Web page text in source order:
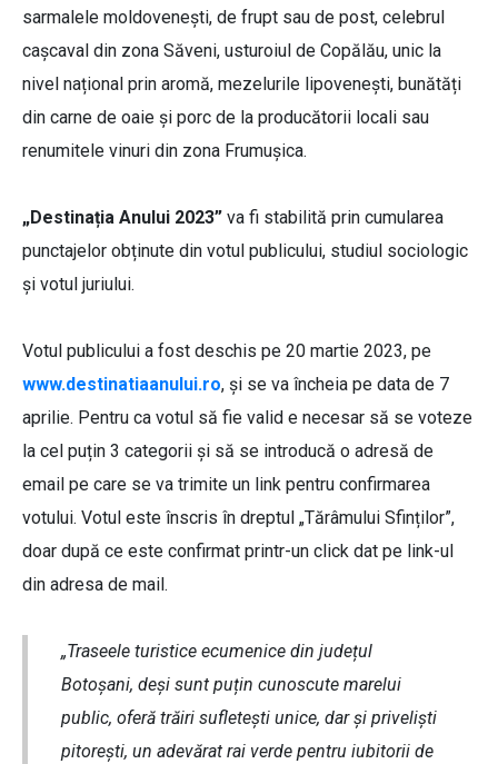
sarmalele moldovenești, de frupt sau de post, celebrul
cașcaval din zona Săveni, usturoiul de Copălău, unic la
nivel național prin aromă, mezelurile lipovenești, bunătăți
din carne de oaie și porc de la producătorii locali sau
renumitele vinuri din zona Frumușica.
„Destinația Anului 2023” va fi stabilită prin cumularea
punctajelor obținute din votul publicului, studiul sociologic
și votul juriului.
Votul publicului a fost deschis pe 20 martie 2023, pe
www.destinatiaanului.ro, și se va încheia pe data de 7
aprilie. Pentru ca votul să fie valid e necesar să se voteze
la cel puțin 3 categorii și să se introducă o adresă de
email pe care se va trimite un link pentru confirmarea
votului. Votul este înscris în dreptul „Tărâmului Sfinților”,
doar după ce este confirmat printr-un click dat pe link-ul
din adresa de mail.
„Traseele turistice ecumenice din județul
Botoșani, deși sunt puțin cunoscute marelui
public, oferă trăiri sufletești unice, dar și priveliști
pitorești, un adevărat rai verde pentru iubitorii de